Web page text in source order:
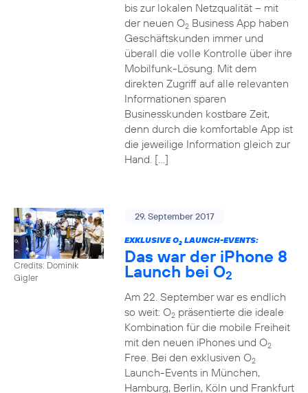
bis zur lokalen Netzqualität – mit
der neuen O2Business App haben
Geschäftskunden immer und
überall die volle Kontrolle über ihre
Mobilfunk-Lösung. Mit dem
direkten Zugriff auf alle relevanten
Informationen sparen
Businesskunden kostbare Zeit,
denn durch die komfortable App ist
die jeweilige Information gleich zur
Hand. […]
Credits: Dominik
Gigler
29. September 2017
EXKLUSIVE O2LAUNCH-EVENTS:
Das war der iPhone 8
Launch bei O2
Am 22. September war es endlich
so weit: O2präsentierte die ideale
Kombination für die mobile Freiheit
mit den neuen iPhones und O2
Free. Bei den exklusiven O2
Launch-Events in München,
Hamburg, Berlin, Köln und Frankfurt